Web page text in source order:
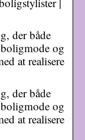
der både
og
at realisere
der både
og
at realisere